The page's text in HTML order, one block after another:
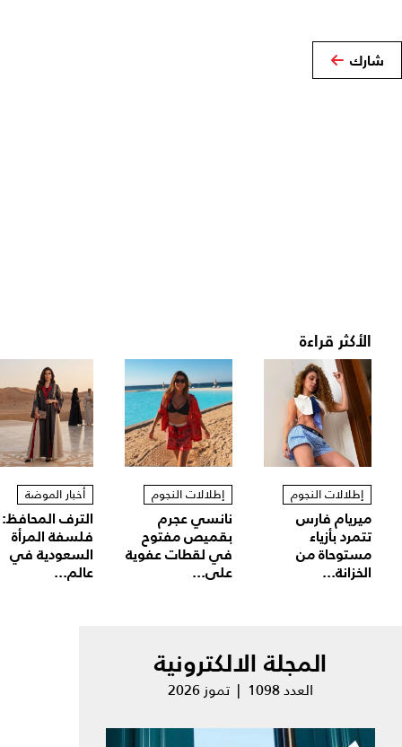
شارك
الأكثر قراءة
إطلالات النجوم
ميريام فارس
تتمرد بأزياء
مستوحاة من
الخزانة...
إطلالات النجوم
نانسي عجرم
بقميص مفتوح
في لقطات عفوية
على...
أخبار الموضة
الترف المحافظ:
فلسفة المرأة
السعودية في
عالم...
المجلة الالكترونية
العدد 1098 | تموز 2026